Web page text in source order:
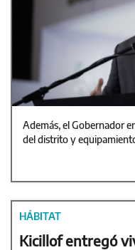
Además, el Gobernador
del distrito y
HÁBITAT
Kicillof entregó